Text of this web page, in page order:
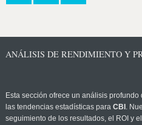
ANÁLISIS DE RENDIMIENTO Y
Esta sección ofrece un análisis
las tendencias estadísticas para CBI .
seguimiento de los resultados, el ROI y